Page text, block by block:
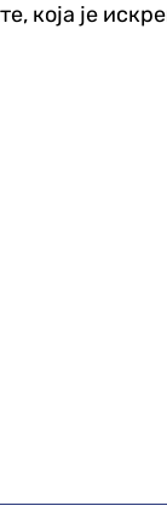
која је